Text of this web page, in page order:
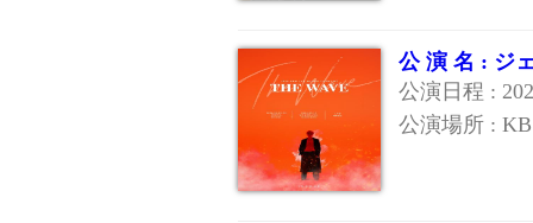
公 演 名 : ジ
公演日程 :
公演場所 :